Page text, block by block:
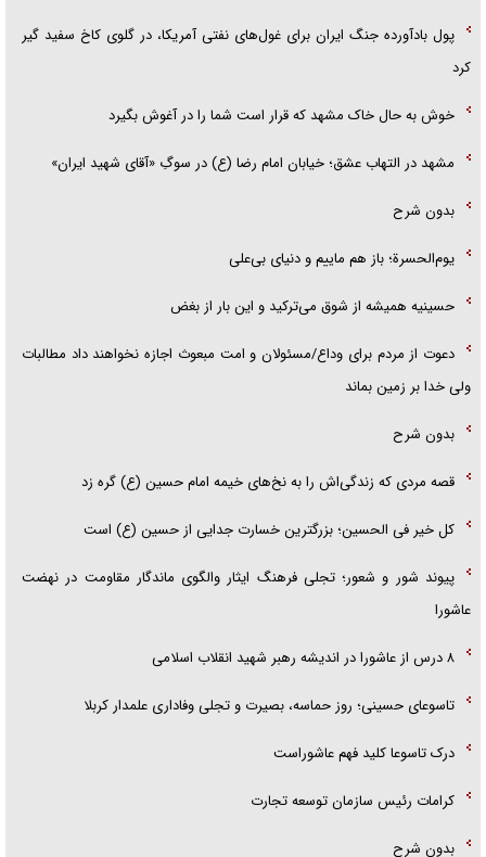
پول بادآورده جنگ ایران برای غول‌های نفتی آمریکا، در گلوی کاخ سفید گیر
کرد
خوش به حال خاک مشهد که قرار است شما را در آغوش بگیرد
مشهد در التهاب عشق؛ خیابان امام رضا (ع) در سوگِ «آقای شهید ایران»
بدون شرح
یوم‌الحسرة؛ باز هم ماییم و دنیای بی‌علی
حسینیه همیشه از شوق می‌ترکید و این بار از بغض
دعوت از مردم برای وداع/مسئولان و امت مبعوث اجازه نخواهند داد مطالبات
ولی خدا بر زمین بماند
بدون شرح
قصه مردی که زندگی‌اش را به نخ‌های خیمه امام حسین (ع) گره زد
کل خیر فی الحسین؛ بزرگترین خسارت جدایی از حسین (ع) است
پیوند شور و شعور؛ تجلی فرهنگ ایثار والگوی ماندگار مقاومت در نهضت
عاشورا
۸ درس از عاشورا در اندیشه رهبر شهید انقلاب اسلامی
تاسوعای حسینی؛ روز حماسه، بصیرت و تجلی وفاداری علمدار کربلا
درک تاسوعا کلید فهم عاشوراست
کرامات رئیس سازمان توسعه تجارت
بدون شرح